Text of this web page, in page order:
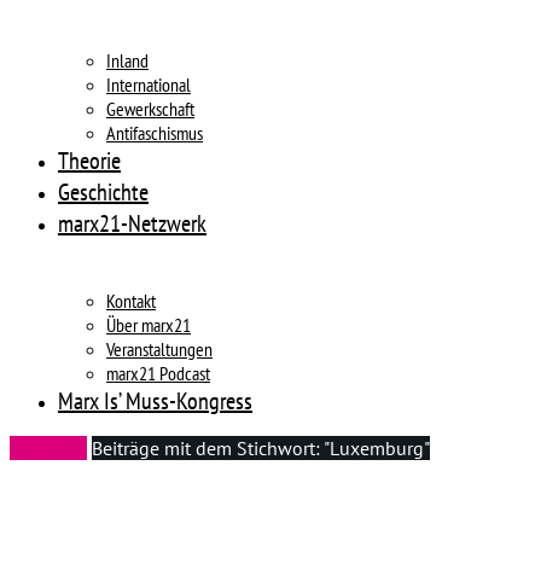
Inland
International
Gewerkschaft
Antifaschismus
Theorie
Geschichte
marx21-Netzwerk
Kontakt
Über marx21
Veranstaltungen
marx21 Podcast
Marx Is’ Muss-Kongress
Beiträge mit dem Stichwort: "Luxemburg"